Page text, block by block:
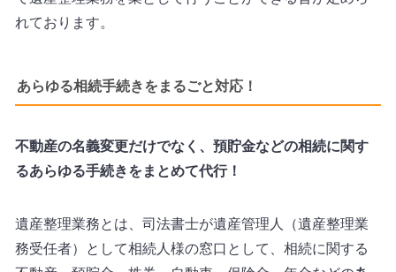
れております。
あらゆる相続手続きをまるごと対応！
不動産の名義変更だけでなく、預貯金などの相続に関す
るあらゆる手続きをまとめて代行！
遺産整理業務とは、司法書士が遺産管理人（遺産整理業
務受任者）として相続人様の窓口として、相続に関する